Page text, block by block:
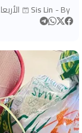
By -
Sis Lin